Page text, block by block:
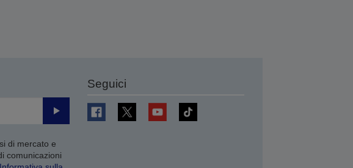
Invia
di mercato e
comunicazioni
Seguici